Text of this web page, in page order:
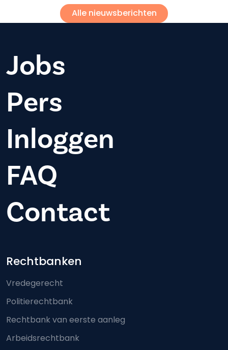
Alle nieuwsberichten
Jobs
Pers
Inloggen
FAQ
Contact
Footer-menu
Rechtbanken
Vredegerecht
Politierechtbank
Rechtbank van eerste aanleg
Arbeidsrechtbank